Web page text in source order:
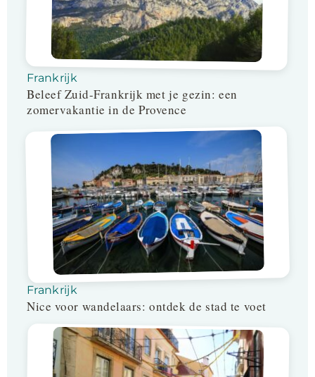
Frankrijk
Beleef Zuid-Frankrijk met je gezin: een
zomervakantie in de Provence
Frankrijk
Nice voor wandelaars: ontdek de stad te voet